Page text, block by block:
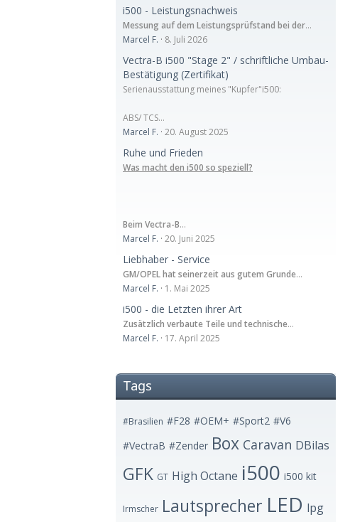
i500 - Leistungsnachweis
Messung auf dem Leistungsprüfstand bei der…
Marcel F.
8. Juli 2026
Vectra-B i500 "Stage 2" / schriftliche Umbau-
Bestätigung (Zertifikat)
Serienausstattung meines "Kupfer"i500:
ABS/ TCS…
Marcel F. 20. August 2025
Ruhe und Frieden
Was macht den i500 so speziell?
Beim Vectra-B…
Marcel F. 20. Juni 2025
Liebhaber - Service
GM/OPEL hat seinerzeit aus gutem Grunde…
Marcel F.
1. Mai 2025
i500 - die Letzten ihrer Art
Zusätzlich verbaute Teile und technische…
Marcel F.
17. April 2025
Tags
#Brasilien #F28 #OEM+ #Sport2 #V6
#VectraB #Zender Box Caravan DBilas
GFK GT High Octane i500 i500 kit
Irmscher Lautsprecher LED lpg